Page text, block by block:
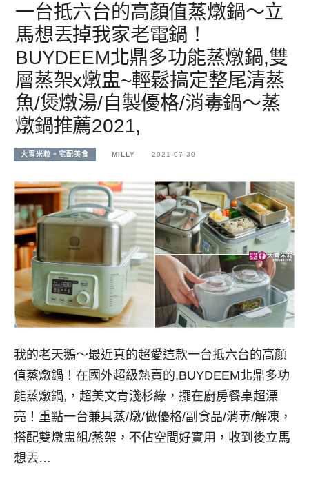
一台抵六台的高顏值蒸燉鍋～立
馬想丟掉我家老電鍋！
BUYDEEM北鼎多功能蒸燉鍋,雙
層蒸架x燉盅~輕鬆搞定整尾清蒸
魚/煲燉湯/自製優格/消毒鍋～蒸
燉鍋推薦2021,
大胃米粒。宅配美食 MILLY 2021-07-30
我的老天鵝～最近真的超愛這款一台抵六台的高顏
值蒸燉鍋！在國外超級熱賣的,BUYDEEM北鼎多功
能蒸燉鍋,，超美文青淺杉綠，擺在廚房餐桌超漂
亮！重點一台兼具蒸/燉/做優格/副食品/消毒/解凍，
搭配雙燉盅組/蒸架，不佔空間好實用，收到後立馬
想丟…